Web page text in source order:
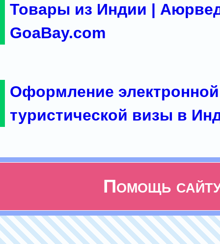
Товары из Индии |
GoaBay.com
Оформление электронной
туристической визы в
Помощь